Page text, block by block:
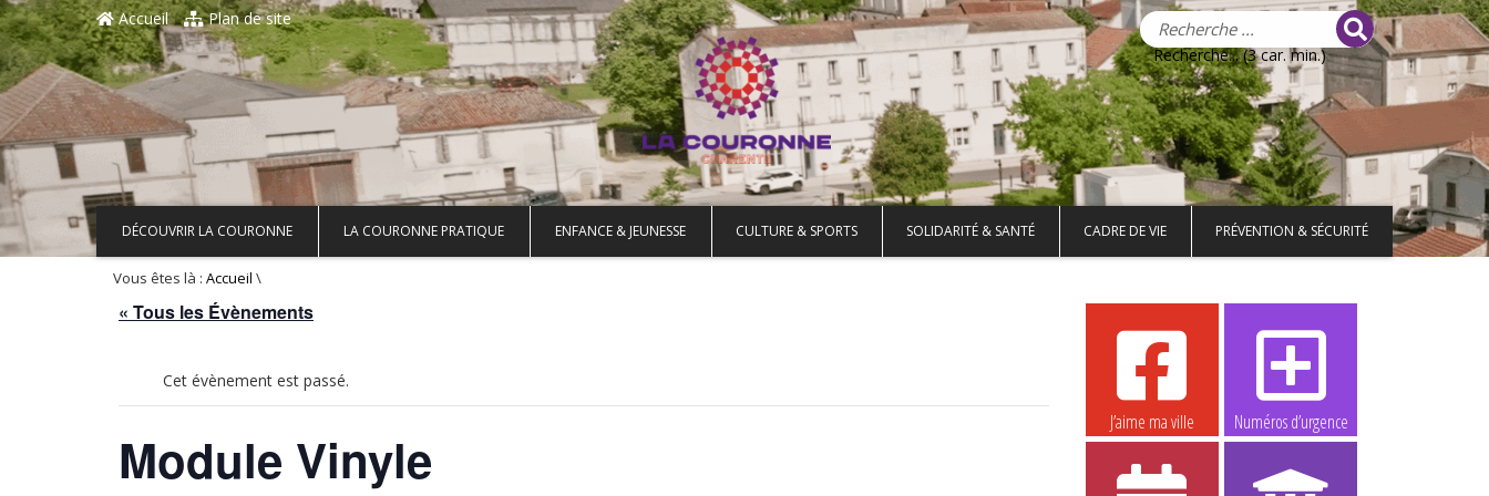
Aller au contenu principal
Accueil
Plan de site
Recherche... (3 car. min.)
DÉCOUVRIR LA COURONNE LA COURONNE PRATIQUE ENFANCE & JEUNESSE CULTURE & SPORTS SOLIDARITÉ & SANTÉ CADRE DE VIE PRÉVENTION & SÉCURITÉ
Vous êtes là : Accueil \
« Tous les Évènements
Cet évènement est passé.
Module Vinyle
J’aime ma ville Numéros d’urgence